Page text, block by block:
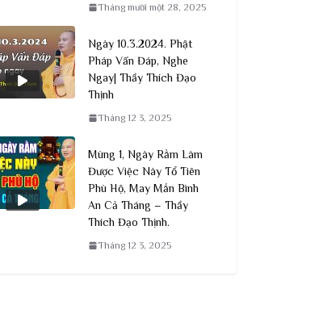
Tháng mười một 28, 2025
Ngày 10.3.2024. Phật
Pháp Vấn Đáp, Nghe
Ngay| Thầy Thích Đạo
Thịnh
Tháng 12 3, 2025
Mùng 1, Ngày Rằm Làm
Được Việc Này Tổ Tiên
Phù Hộ, May Mắn Bình
An Cả Tháng – Thầy
Thích Đạo Thịnh.
Tháng 12 3, 2025